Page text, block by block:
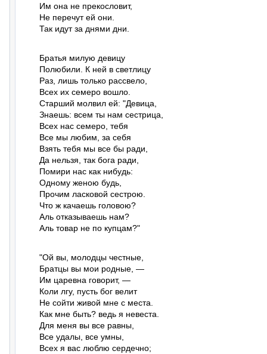
Им она не прекословит,
Не перечут ей они.
Так идут за днями дни.
Братья милую девицу
Полюбили. К ней в светлицу
Раз, лишь только рассвело,
Всех их семеро вошло.
Старший молвил ей: "Девица,
Знаешь: всем ты нам сестрица,
Всех нас семеро, тебя
Все мы любим, за себя
Взять тебя мы все бы ради,
Да нельзя, так бога ради,
Помири нас как нибудь:
Одному женою будь,
Прочим ласковой сестрою.
Что ж качаешь головою?
Аль отказываешь нам?
Аль товар не по купцам?"
"Ой вы, молодцы честные,
Братцы вы мои родные, —
Им царевна говорит, —
Коли лгу, пусть бог велит
Не сойти живой мне с места.
Как мне быть? ведь я невеста.
Для меня вы все равны,
Все удалы, все умны,
Всех я вас люблю сердечно;